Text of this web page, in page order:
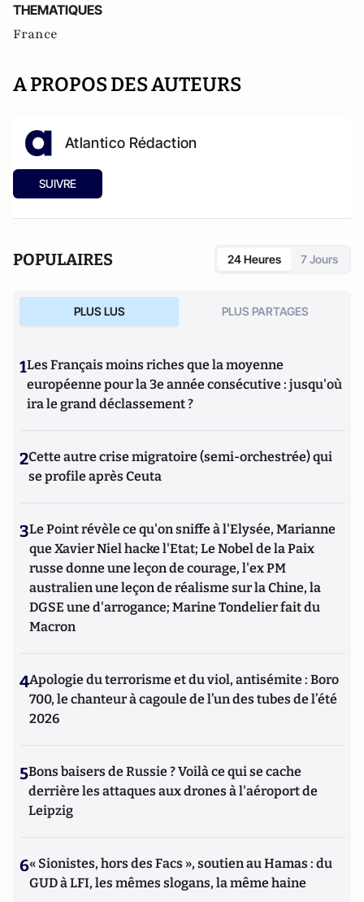
THEMATIQUES
France
A PROPOS DES AUTEURS
Atlantico Rédaction
SUIVRE
POPULAIRES 24 Heures 7 Jours
PLUS LUS PLUS PARTAGES
1Les Français moins riches que la moyenne
européenne pour la 3e année consécutive : jusqu'où
ira le grand déclassement ?
2Cette autre crise migratoire (semi-orchestrée) qui
se profile après Ceuta
3Le Point révèle ce qu'on sniffe à l'Elysée, Marianne
que Xavier Niel hacke l'Etat; Le Nobel de la Paix
russe donne une leçon de courage, l'ex PM
australien une leçon de réalisme sur la Chine, la
DGSE une d'arrogance; Marine Tondelier fait du
Macron
4Apologie du terrorisme et du viol, antisémite : Boro
700, le chanteur à cagoule de l’un des tubes de l’été
2026
5Bons baisers de Russie ? Voilà ce qui se cache
derrière les attaques aux drones à l'aéroport de
Leipzig
6« Sionistes, hors des Facs », soutien au Hamas : du
GUD à LFI, les mêmes slogans, la même haine